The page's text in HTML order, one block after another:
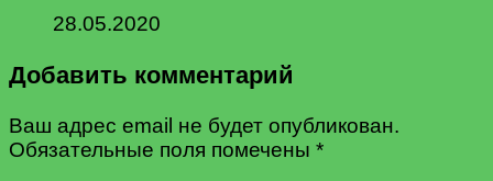
28.05.2020
Добавить комментарий
Ваш адрес email не будет опубликован.
Обязательные поля помечены *